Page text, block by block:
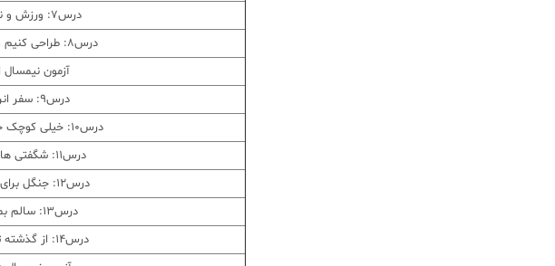
درس7: ورزش و نیرو 2
درس8: طراحی کنیم و بسازیم
آزمون نیمسال
درس9: سفر انرژی
درس10: خیلی کوچک خیلی بزرگ
درس11: شگفتی های برگ
درس12: جنگل برای کیست
درس13: سالم بمانیم
درس14: از گذشته تا آینده